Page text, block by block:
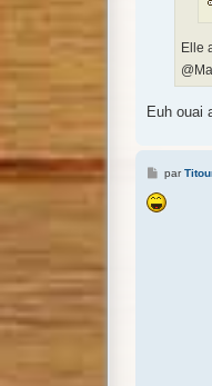
Elle
Euh ouai
M
s
s
par